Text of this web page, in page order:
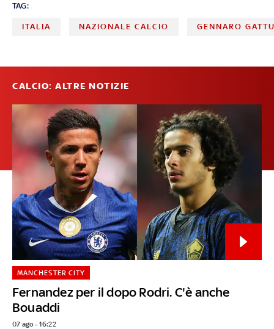
TAG:
ITALIA NAZIONALE CALCIO GENNARO
CALCIO: ALTRE NOTIZIE
Fernandez per il dopo Rodri. C'è anche
Bouaddi
MANCHESTER CITY
07 ago - 16:22